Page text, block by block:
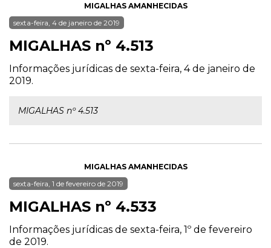
MIGALHAS AMANHECIDAS
sexta-feira, 4 de janeiro de 2019
MIGALHAS nº 4.513
Informações jurídicas de sexta-feira, 4 de janeiro de
2019.
MIGALHAS nº 4.513
MIGALHAS AMANHECIDAS
sexta-feira, 1 de fevereiro de 2019
MIGALHAS nº 4.533
Informações jurídicas de sexta-feira, 1º de fevereiro
de 2019.